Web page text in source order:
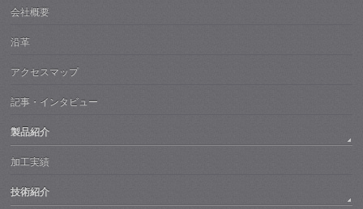
会社概要
沿革
アクセスマップ
記事・インタビュー
製品紹介
加工実績
技術紹介